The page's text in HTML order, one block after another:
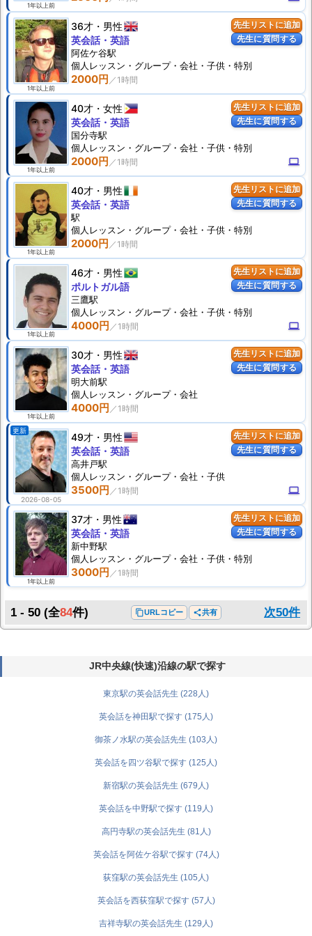
1年以上前
先生リストに追加
先生に質問する
1年以上前
36才 男性
2000円
英会話・英語
阿佐ケ谷駅
個人 レッスン ・グループ・会社・子供・特別
先生リストに追加
先生に質問する
1年以上前
40才 女性
2000円 computer
英会話・英語
国分寺駅
個人 レッスン ・グループ・会社・子供・特別
先生リストに追加
先生に質問する
1年以上前
40才 男性
2000円
英会話・英語
駅
個人 レッスン ・グループ・会社・子供・特別
先生リストに追加
先生に質問する
1年以上前
46才 男性
4000円 computer
ポルトガル語
三鷹駅
個人 レッスン ・グループ・会社・子供・特別
先生リストに追加
先生に質問する
1年以上前
30才 男性
4000円
英会話・英語
明大前駅
個人 レッスン ・グループ・会社
先生リストに追加
先生に質問する
更新
2026-08-05
49才 男性
3500円 computer
英会話・英語
高井戸駅
個人 レッスン ・グループ・会社・子供
先生リストに追加
先生に質問する
1年以上前
37才 男性
3000円
英会話・英語
新中野駅
個人 レッスン ・グループ・会社・子供・特別
1 - 50 (全84件) content_copyURLコピー share共有 次50件
JR中央線(快速)沿線の駅で探す
東京駅の英会話先生 (228人)
英会話を神田駅で探す (175人)
御茶ノ水駅の英会話先生 (103人)
英会話を四ツ谷駅で探す (125人)
新宿駅の英会話先生 (679人)
英会話を中野駅で探す (119人)
高円寺駅の英会話先生 (81人)
英会話を阿佐ケ谷駅で探す (74人)
荻窪駅の英会話先生 (105人)
英会話を西荻窪駅で探す (57人)
吉祥寺駅の英会話先生 (129人)